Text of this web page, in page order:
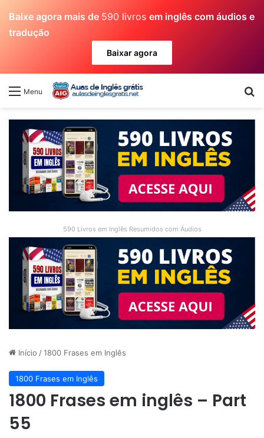
Baixe agora mais de 590 livros em inglês com áudios e
tradução
Baixar agora
Menu
590 Livros em Inglês Resumidos com Áudios
Início /1800 Frases em Inglês
1800 Frases em Inglês
1800 Frases em inglês – Part
55